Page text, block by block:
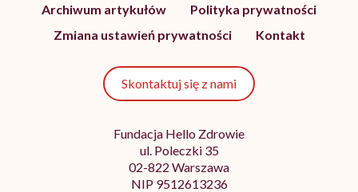
Archiwum artykułów
Polityka prywatności
Zmiana ustawień prywatności
Kontakt
Skontaktuj się z nami
Fundacja Hello Zdrowie
ul. Poleczki 35
02-822 Warszawa
NIP 9512613236